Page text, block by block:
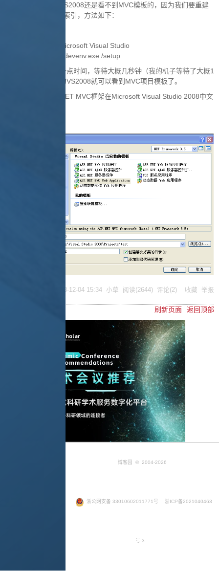
VS2008还是看不到 MVC模板的，因为我们要重建
的模板索引，方法如下：
C:\Program Files\Microsoft Visual Studio
9.0\Common7\IDE\devenv.exe /setup
因为重建索引需要一点时间，等待大概几秒钟（我的机子等待了大概1
分钟了）再打开你的VS2008就可以看到 MVC项目模板了。
ASP.NET MVC框架在Microsoft Visual Studio 2008中文
2008-12-04 15:34 小草 阅读(2644) 评论(2) 收藏 举报
刷新页面 返回顶部
博客园 © 2004-2026
浙公网安备 33010602011771号 浙ICP备2021040463
号-3